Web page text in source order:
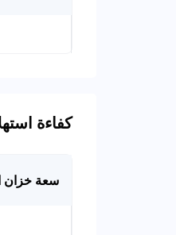
كفاءة
سعة خزان